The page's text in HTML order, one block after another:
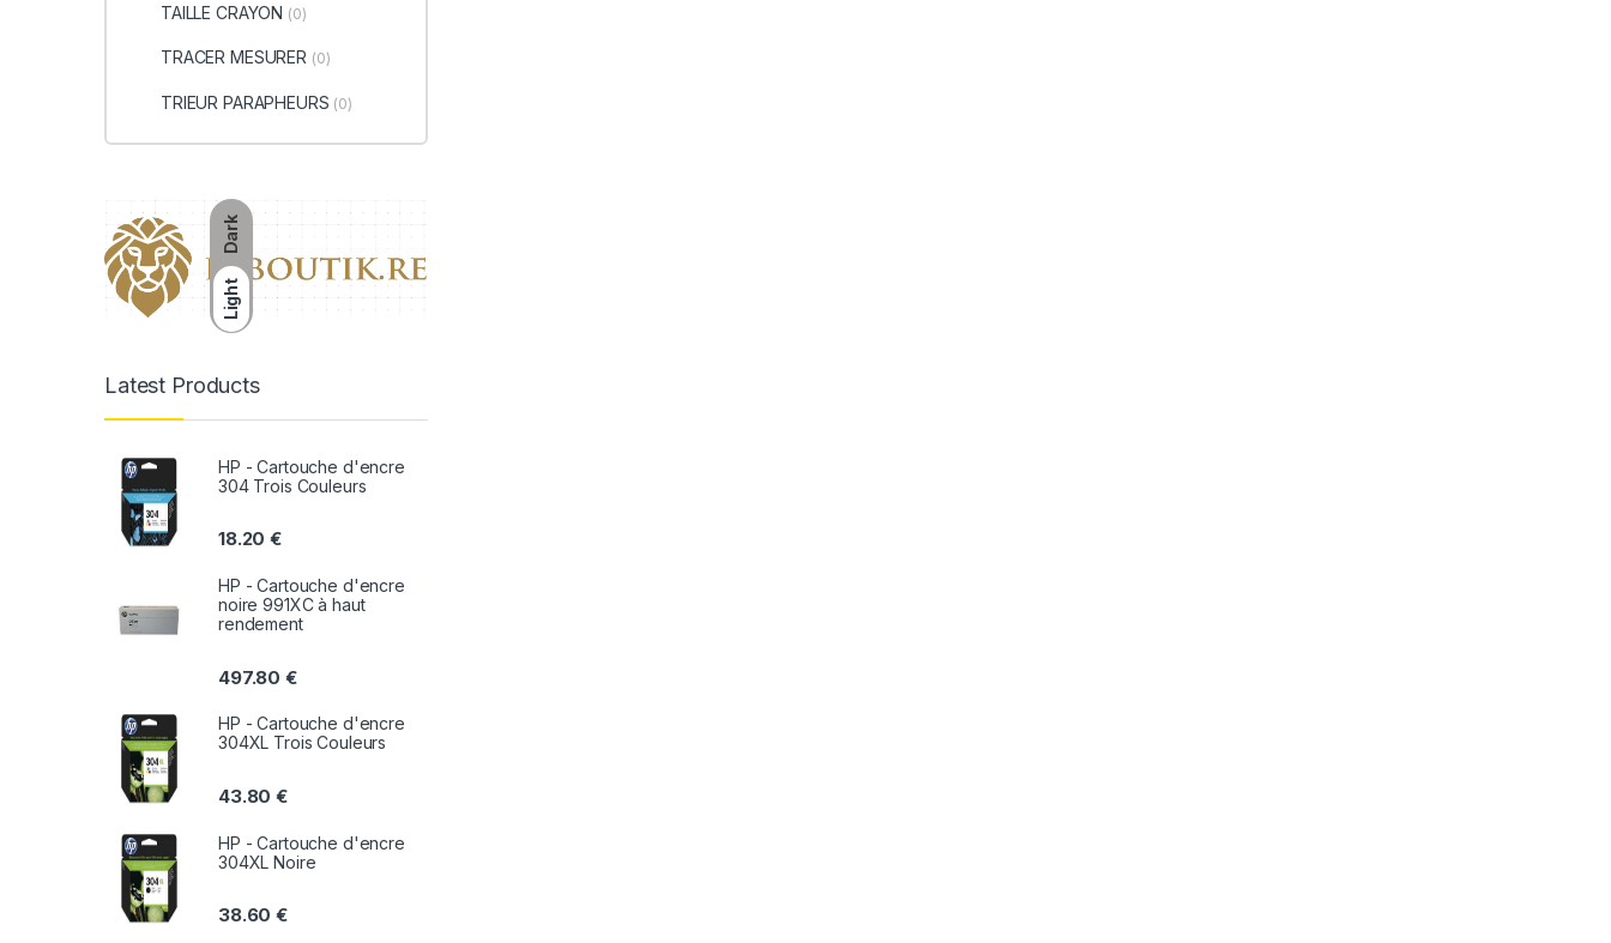
Dark
Light
TAILLE CRAYON (0)
TRACER MESURER (0)
TRIEUR PARAPHEURS (0)
Latest Products
HP - Cartouche d'encre
304 Trois Couleurs
18.20€
HP - Cartouche d'encre
noire 991XC à haut
rendement
497.80€
HP - Cartouche d'encre
304XL Trois Couleurs
43.80€
HP - Cartouche d'encre
304XL Noire
38.60€